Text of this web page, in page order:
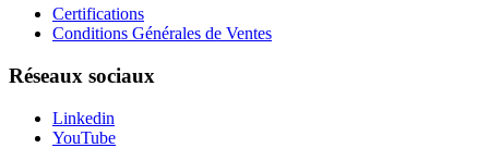
Certifications
Conditions Générales de Ventes
Réseaux sociaux
Linkedin
YouTube